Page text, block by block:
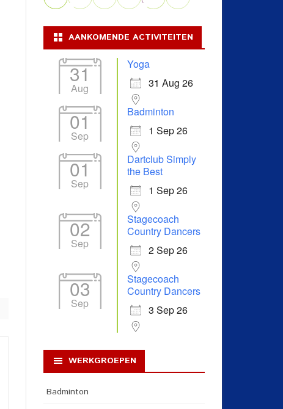
AANKOMENDE ACTIVITEITEN
31
Aug
Yoga
31 Aug 26
01
Sep
Badminton
1 Sep 26
01
Sep
Dartclub Simply
the Best
1 Sep 26
02
Sep
Stagecoach
Country Dancers
2 Sep 26
03
Sep
Stagecoach
Country Dancers
3 Sep 26
WERKGROEPEN
Badminton